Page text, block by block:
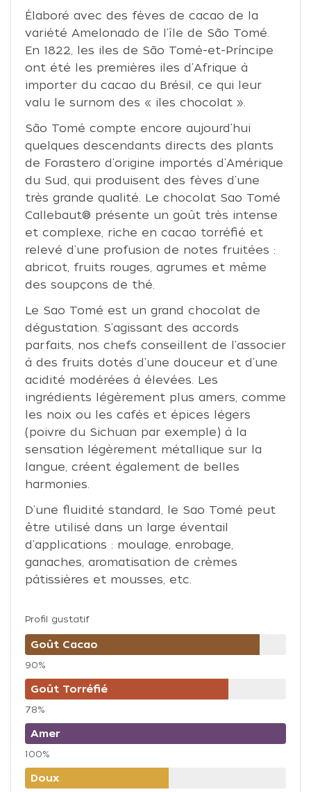
Élaboré avec des fèves de cacao de la
variété Amelonado de l'île de São Tomé.
En 1822, les iles de São Tomé-et-Príncipe
ont été les premières iles d'Afrique à
importer du cacao du Brésil, ce qui leur
valu le surnom des « iles chocolat ».
São Tomé compte encore aujourd'hui
quelques descendants directs des plants
de Forastero d'origine importés d'Amérique
du Sud, qui produisent des fèves d'une
très grande qualité. Le chocolat Sao Tomé
Callebaut® présente un goût très intense
et complexe, riche en cacao torréfié et
relevé d'une profusion de notes fruitées :
abricot, fruits rouges, agrumes et même
des soupçons de thé.
Le Sao Tomé est un grand chocolat de
dégustation. S'agissant des accords
parfaits, nos chefs conseillent de l'associer
à des fruits dotés d'une douceur et d'une
acidité modérées à élevées. Les
ingrédients légèrement plus amers, comme
les noix ou les cafés et épices légers
(poivre du Sichuan par exemple) à la
sensation légèrement métallique sur la
langue, créent également de belles
harmonies.
D'une fluidité standard, le Sao Tomé peut
être utilisé dans un large éventail
d'applications : moulage, enrobage,
ganaches, aromatisation de crèmes
pâtissières et mousses, etc.
Profil gustatif
Goût Cacao
90%
Goût Torréfié
78%
Amer
100%
Doux